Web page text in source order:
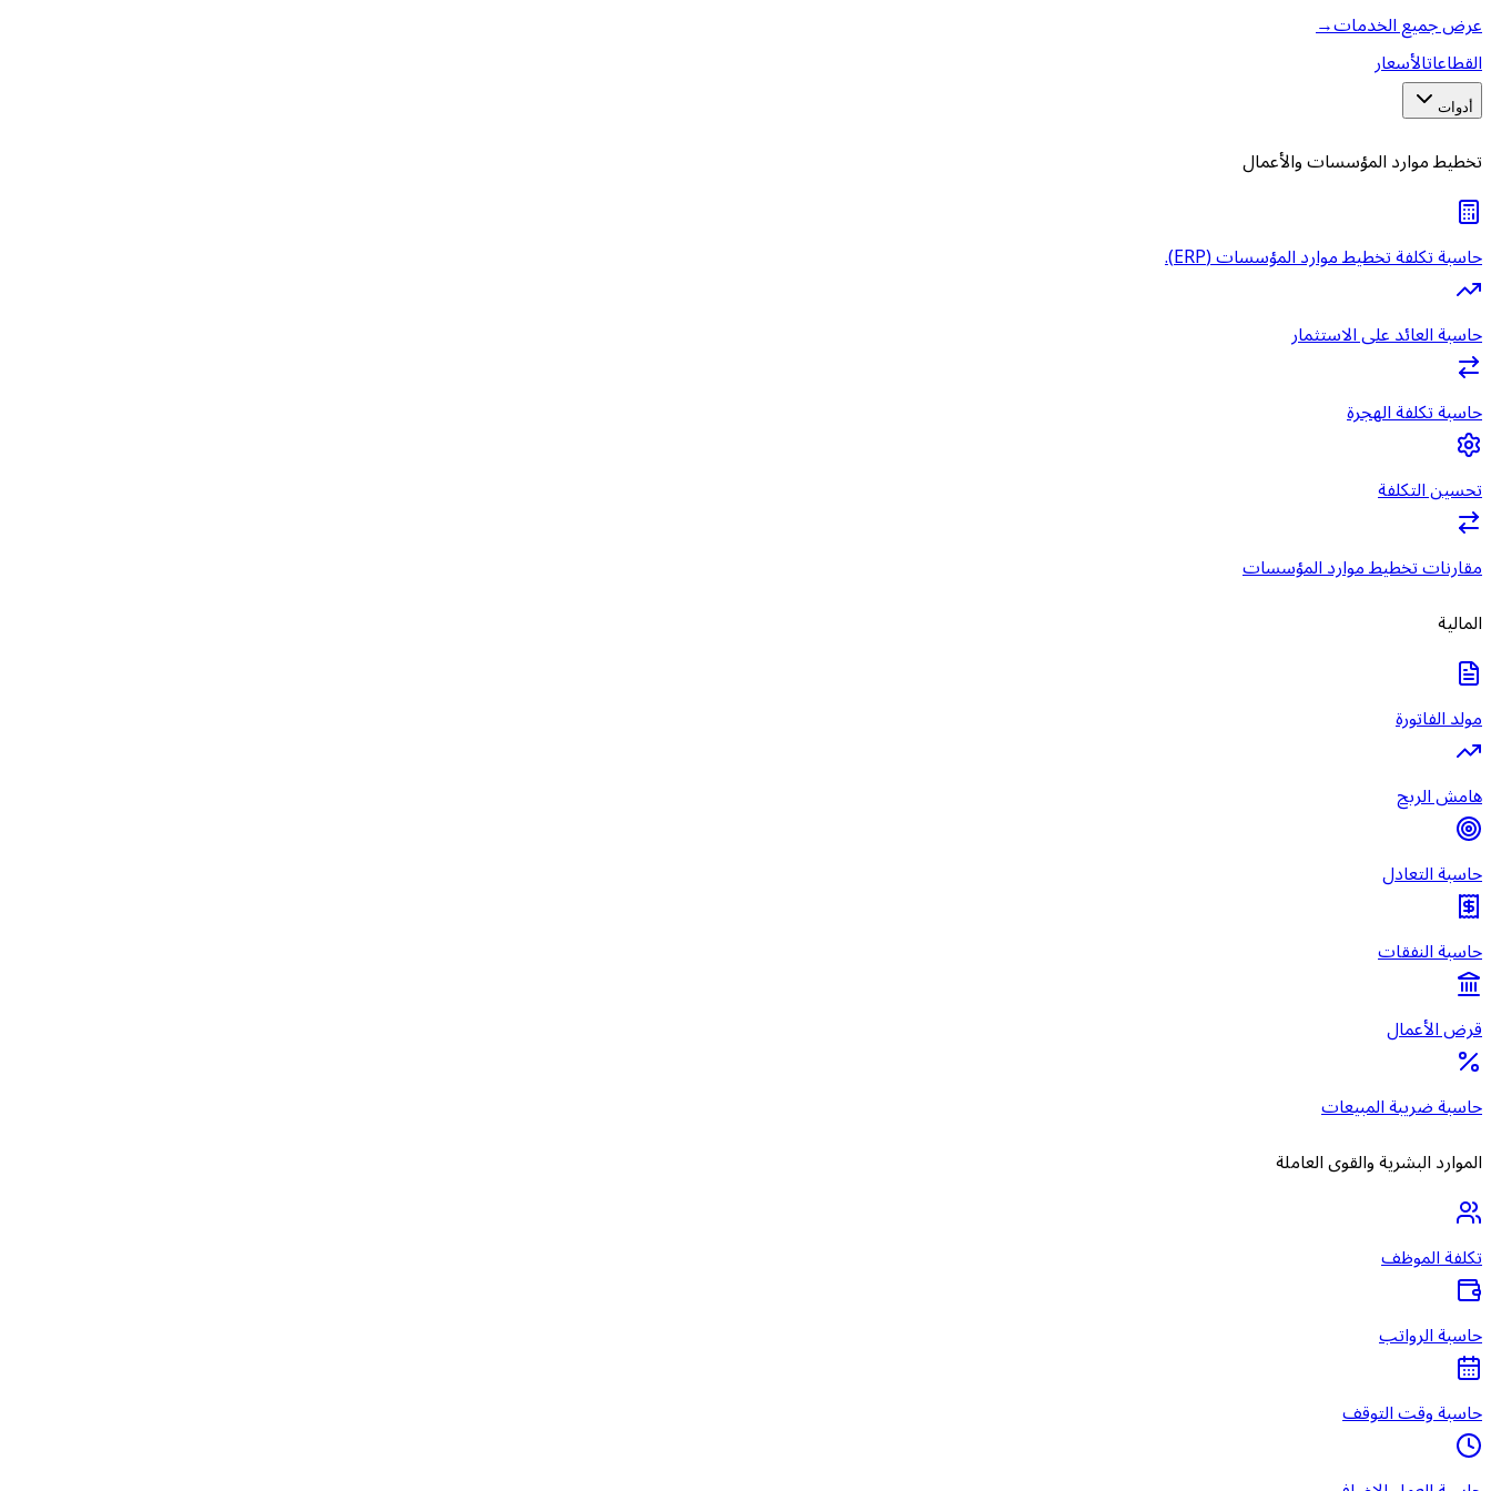
عرض جميع الخدمات→
القطاعاتالأسعار
أدوات
تخطيط موارد المؤسسات والأعمال
حاسبة تكلفة تخطيط موارد المؤسسات (ERP).
حاسبة العائد على الاستثمار
حاسبة تكلفة الهجرة
تحسين التكلفة
مقارنات تخطيط موارد المؤسسات
المالية
مولد الفاتورة
هامش الربح
حاسبة التعادل
حاسبة النفقات
قرض الأعمال
حاسبة ضريبة المبيعات
الموارد البشرية والقوى العاملة
تكلفة الموظف
حاسبة الرواتب
حاسبة وقت التوقف